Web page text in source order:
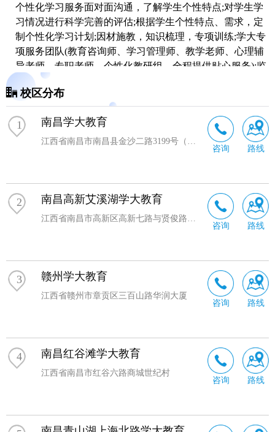
个性化学习服务面对面沟通，了解学生个性特点;对学生学
习情况进行科学完善的评估;根据学生个性特点、需求，定
制个性化学习计划;因材施教，知识梳理，专项训练;学大专
项服务团队(教育咨询师、学习管理师、教学老师、心理辅
导老师、专职老师、个性化教研组、全程提供贴心服务);监
督指导，及时反馈、修订学习方案。
校区分布
1 南昌学大教育
江西省南昌市南昌县金沙二路3199号（育山高级中学内）
咨询 路线
2 南昌高新艾溪湖学大教育
江西省南昌市高新区高新七路与贤俊路交叉口恒大影城
咨询 路线
3 赣州学大教育
江西省赣州市章贡区三百山路华润大厦
咨询 路线
4 南昌红谷滩学大教育
江西省南昌市红谷六路商城世纪村
咨询 路线